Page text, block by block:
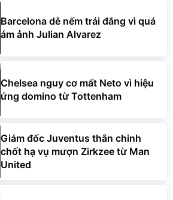
Barcelona dễ nếm trái đắng vì quá
ám ảnh Julian Alvarez
Chelsea nguy cơ mất Neto vì hiệu
ứng domino từ Tottenham
Giám đốc Juventus thân chinh
chốt hạ vụ mượn Zirkzee từ Man
United